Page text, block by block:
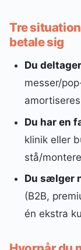
Tre
betale sig
Du
messer/
Du har en
klinik eller
stå/
Du sælger
(B2B,
én ekstra